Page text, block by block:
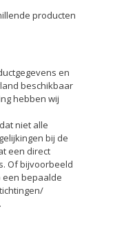
producten
en
beschikbaar
hebben wij
niet alle
bij de
een direct
Of bijvoorbeeld
een bepaalde